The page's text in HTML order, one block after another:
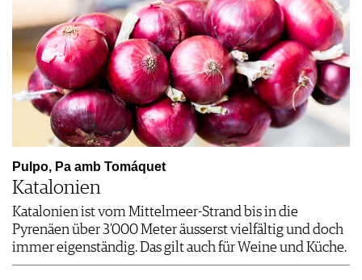
Pulpo, Pa amb Tomáquet
Katalonien
Katalonien ist vom Mittelmeer-Strand bis in die
Pyrenäen über 3'000 Meter äusserst vielfältig und doch
immer eigenständig. Das gilt auch für Weine und Küche.